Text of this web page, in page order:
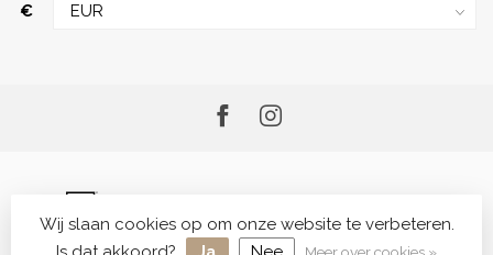
€
© Copyright 2026 Me.Shop - Your Skincare Shop
Wij slaan cookies op om onze website te verbeteren.